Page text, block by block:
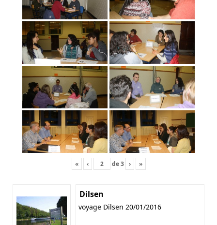
« ‹ de3 › »
Dilsen
voyage Dilsen 20/01/2016